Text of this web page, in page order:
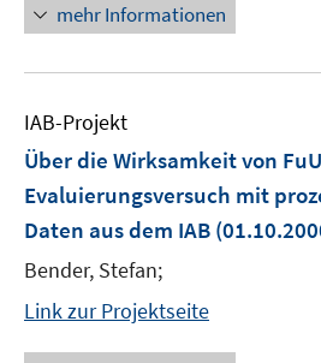
mehr Informationen
IAB-Projekt
Über die Wirksamkeit von
Evaluierungsversuch mit
Daten aus dem IAB
Bender, Stefan;
Link zur Projektseite